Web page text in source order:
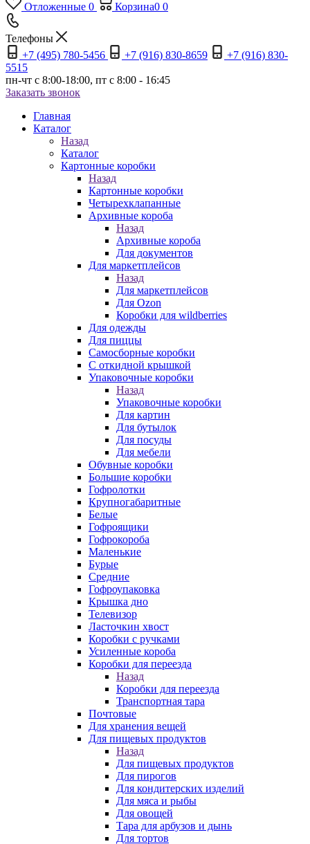
Отложенные 0 Корзина0 0
Телефоны
+7 (495) 780-5456
+7 (916) 830-8659
+7 (916) 830-
5515
пн-чт c 8:00-18:00, пт с 8:00 - 16:45
Заказать звонок
Главная
Каталог
Назад
Каталог
Картонные коробки
Назад
Картонные коробки
Четырехклапанные
Архивные короба
Назад
Архивные короба
Для документов
Для маркетплейсов
Назад
Для маркетплейсов
Для Ozon
Коробки для wildberries
Для одежды
Для пиццы
Самосборные коробки
С откидной крышкой
Упаковочные коробки
Назад
Упаковочные коробки
Для картин
Для бутылок
Для посуды
Для мебели
Обувные коробки
Большие коробки
Гофролотки
Крупногабаритные
Белые
Гофроящики
Гофрокороба
Маленькие
Бурые
Средние
Гофроупаковка
Крышка дно
Телевизор
Ласточкин хвост
Коробки с ручками
Усиленные короба
Коробки для переезда
Назад
Коробки для переезда
Транспортная тара
Почтовые
Для хранения вещей
Для пищевых продуктов
Назад
Для пищевых продуктов
Для пирогов
Для кондитерских изделий
Для мяса и рыбы
Для овощей
Тара для арбузов и дынь
Для тортов